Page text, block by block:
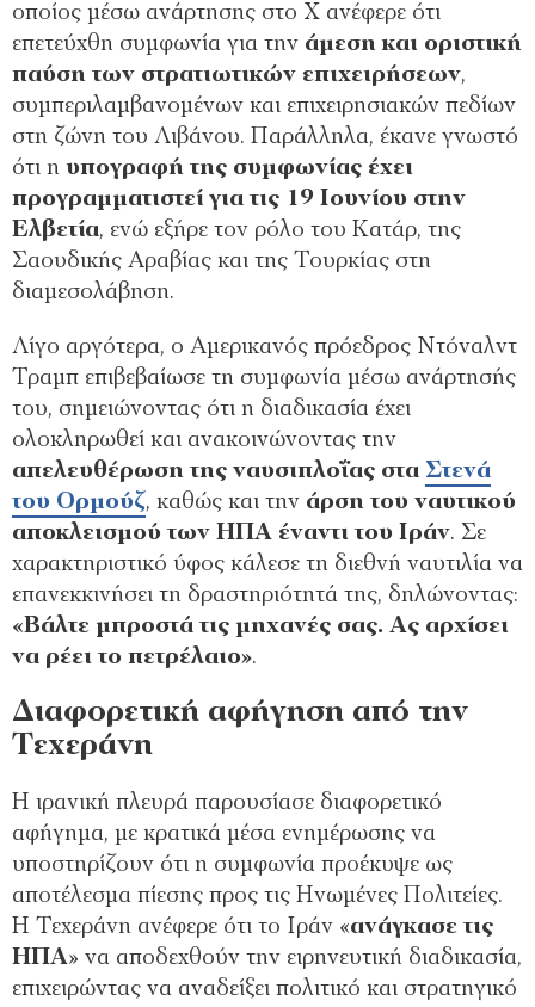
οποίος μέσω ανάρτησης στο Χ ανέφερε ότι
επετεύχθη συμφωνία για την άμεση και οριστική
παύση των στρατιωτικών επιχειρήσεων,
συμπεριλαμβανομένων και επιχειρησιακών πεδίων
στη ζώνη του Λιβάνου. Παράλληλα, έκανε γνωστό
ότι η υπογραφή της συμφωνίας έχει
προγραμματιστεί για τις 19 Ιουνίου στην
Ελβετία, ενώ εξήρε τον ρόλο του Κατάρ, της
Σαουδικής Αραβίας και της Τουρκίας στη
διαμεσολάβηση.
Λίγο αργότερα, ο Αμερικανός πρόεδρος Ντόναλντ
Τραμπ επιβεβαίωσε τη συμφωνία μέσω ανάρτησής
του, σημειώνοντας ότι η διαδικασία έχει
ολοκληρωθεί και ανακοινώνοντας την
απελευθέρωση της ναυσιπλοΐας στα Στενά
του Ορμούζ, καθώς και την άρση του ναυτικού
αποκλεισμού των ΗΠΑ έναντι του Ιράν. Σε
χαρακτηριστικό ύφος κάλεσε τη διεθνή ναυτιλία να
επανεκκινήσει τη δραστηριότητά της, δηλώνοντας:
«Βάλτε μπροστά τις μηχανές σας. Ας αρχίσει
να ρέει το πετρέλαιο».
Διαφορετική αφήγηση από την
Τεχεράνη
Η ιρανική πλευρά παρουσίασε διαφορετικό
αφήγημα, με κρατικά μέσα ενημέρωσης να
υποστηρίζουν ότι η συμφωνία προέκυψε ως
αποτέλεσμα πίεσης προς τις Ηνωμένες Πολιτείες.
Η Τεχεράνη ανέφερε ότι το Ιράν «ανάγκασε τις
ΗΠΑ» να αποδεχθούν την ειρηνευτική διαδικασία,
επιχειρώντας να αναδείξει πολιτικό και στρατηγικό